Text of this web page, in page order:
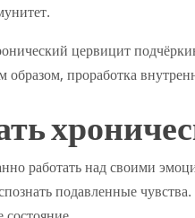
цервицит
проработка
работать над своими
подавленные